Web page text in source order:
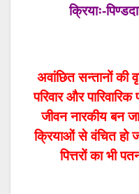
क्रियाः-
अवांछित सन्तानों की
परिवार और
जीवन नारकीय बन
क्रियाओं से वंचित हो
पित्तरों का भी